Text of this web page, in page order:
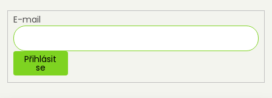
E-mail
Přihlásit
se